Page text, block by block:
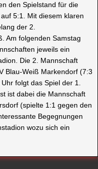
den Spielstand für die
5:1. Mit diesem klaren
der 2.
Am folgenden Samstag
jeweils ein
Die 2. Mannschaft
Blau-Weiß Markendorf (7:3
folgt das Spiel der 1.
ist dabei die Mannschaft
(spielte 1:1 gegen den
Begegnungen
wozu sich ein